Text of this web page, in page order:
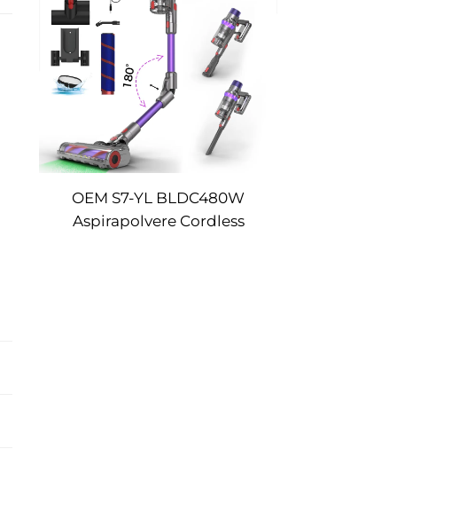
OEM S7-YL BLDC480W
Aspirapolvere Cordless